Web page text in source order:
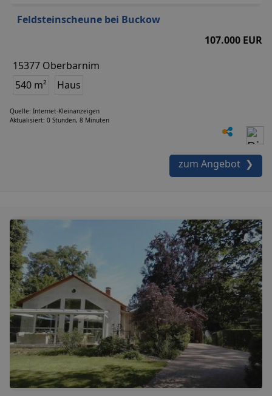
Feldsteinscheune bei Buckow
107.000 EUR
15377 Oberbarnim
540 m²
Haus
Quelle: Internet-Kleinanzeigen
Aktualisiert: 0 Stunden, 8 Minuten
zum Angebot ❯